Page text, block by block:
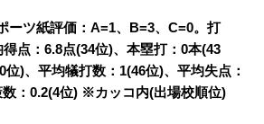
ーツ紙評価：A=1、B=3、C=0。打
点：6.8点(34位)、本塁打：0本(43
)、平均犠打数：1(46位)、平均失点：
数：0.2(4位) ※カッコ内(出場校順位)